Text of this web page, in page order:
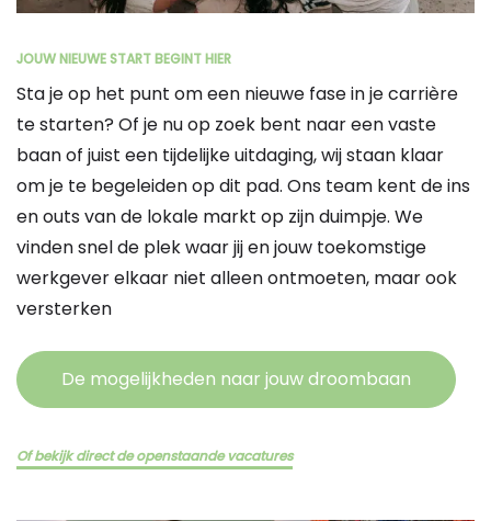
JOUW NIEUWE START BEGINT HIER
Sta je op het punt om een nieuwe fase in je carrière
te starten? Of je nu op zoek bent naar een vaste
baan of juist een tijdelijke uitdaging, wij staan klaar
om je te begeleiden op dit pad. Ons team kent de ins
en outs van de lokale markt op zijn duimpje. We
vinden snel de plek waar jij en jouw toekomstige
werkgever elkaar niet alleen ontmoeten, maar ook
versterken
De mogelijkheden naar jouw droombaan
Of bekijk direct de openstaande vacatures